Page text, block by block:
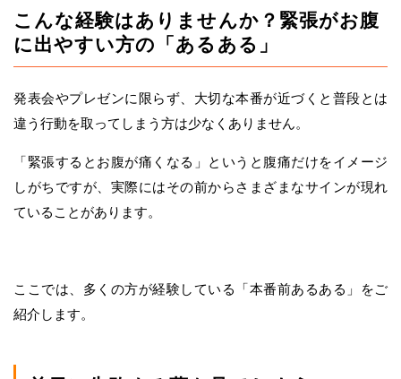
こんな経験はありませんか？緊張がお腹
に出やすい方の「あるある」
発表会やプレゼンに限らず、大切な本番が近づくと普段とは
違う行動を取ってしまう方は少なくありません。
「緊張するとお腹が痛くなる」というと腹痛だけをイメージ
しがちですが、実際にはその前からさまざまなサインが現れ
ていることがあります。
ここでは、多くの方が経験している「本番前あるある」をご
紹介します。